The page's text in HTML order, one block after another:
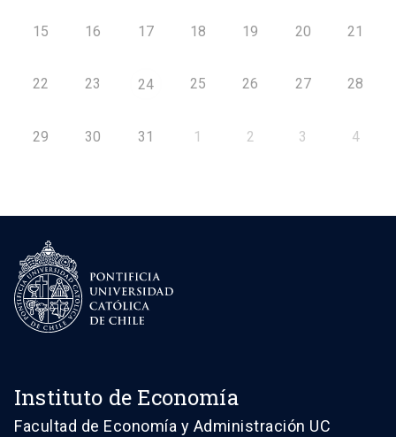
15 16 17 18 19 20 21
22 23 24 25 26 27 28
29 30 31 1 2 3 4
Instituto de Economía
Facultad de Economía y Administración UC